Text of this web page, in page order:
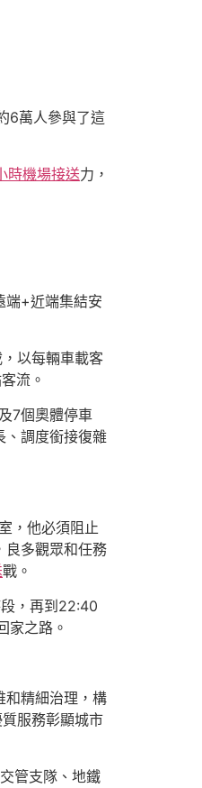
6萬人參與了這
時機場接送力，
端+近端集結安
以每輛車載客
流。
7個奧體停車
、調度銜接復雜
，他必須阻止
良多觀眾和任務
戰。
，再到22:40
家之路。
和精細治理，構
服務彰顯城市
管支隊、地鐵